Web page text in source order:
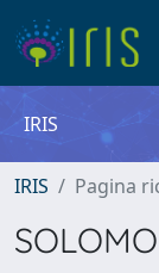
IRIS
IRIS Pagina